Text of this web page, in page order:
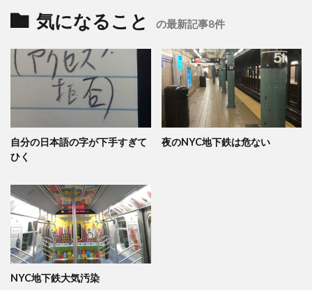
気になること の最新記事8件
自分の日本語の字が下手すぎて
ひく
夜のNYC地下鉄は危ない
NYC地下鉄大気汚染